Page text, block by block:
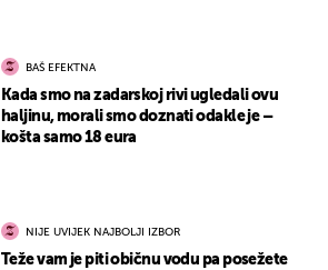
BAŠ EFEKTNA
Kada smo na zadarskoj rivi ugledali ovu
haljinu, morali smo doznati odakle je –
košta samo 18 eura
NIJE UVIJEK NAJBOLJI IZBOR
Teže vam je piti običnu vodu pa posežete